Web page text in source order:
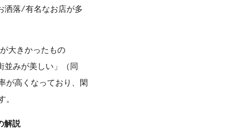
洒落/有名なお店が多
大きかったもの
みが美しい」（同
が高くなっており、閑
解説